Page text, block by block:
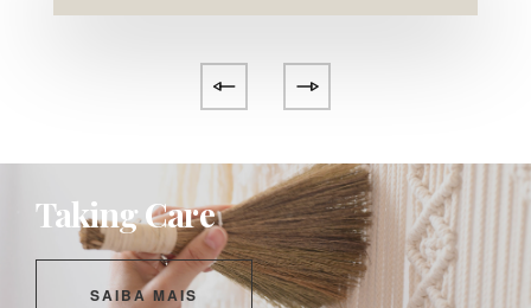
Taking Care
SAIBA MAIS